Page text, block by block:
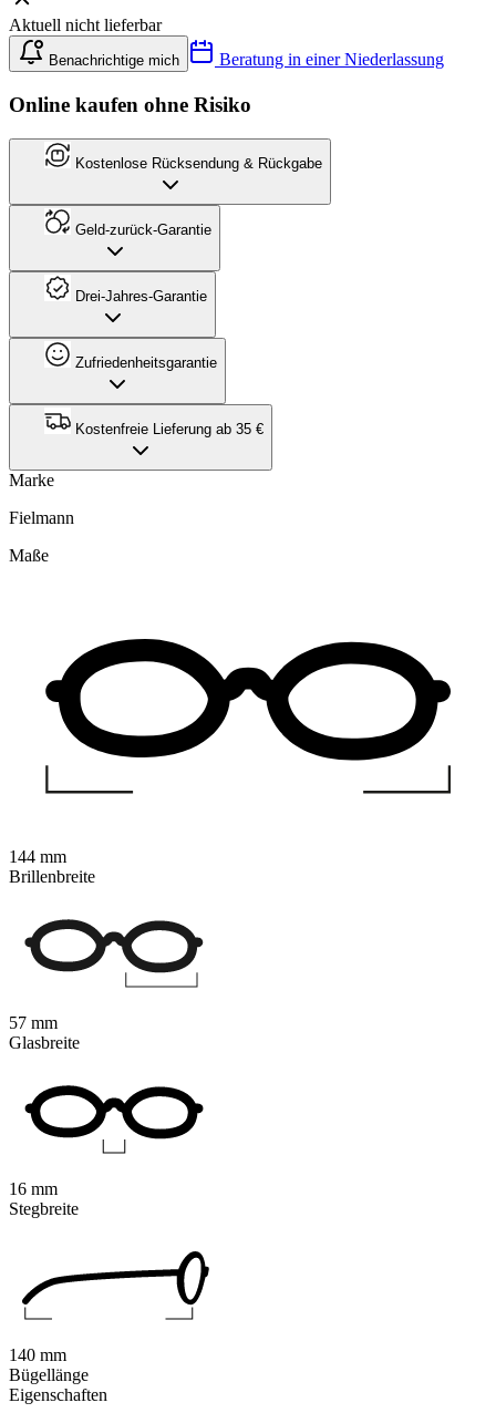
Aktuell nicht lieferbar
Benachrichtige mich Beratung in einer Niederlassung
Online kaufen ohne Risiko
Kostenlose Rücksendung & Rückgabe
Geld-zurück-Garantie
Drei-Jahres-Garantie
Zufriedenheitsgarantie
Kostenfreie Lieferung ab 35 €
Marke
Fielmann
Eigenschaften
Maße
144 mm
Brillenbreite
57 mm
Glasbreite
16 mm
Stegbreite
140 mm
Bügellänge